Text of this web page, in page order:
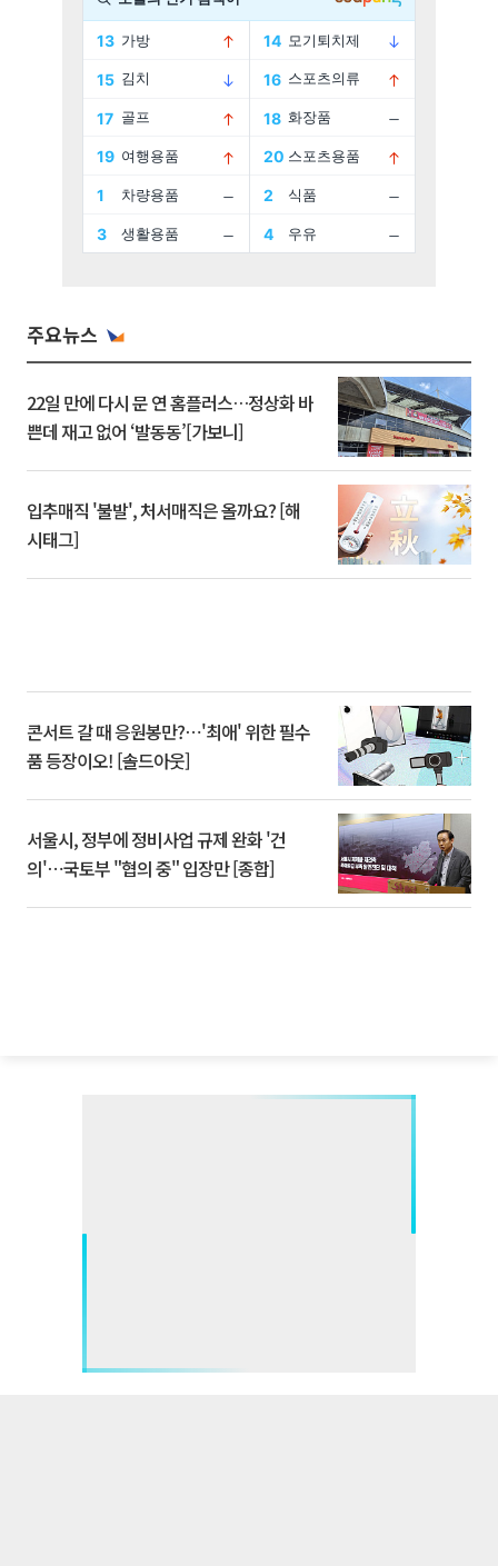
주요뉴스
22일 만에 다시 문 연 홈플러스…정상화 바
쁜데 재고 없어 ‘발동동’[가보니]
입추매직 '불발', 처서매직은 올까요? [해
시태그]
콘서트 갈 때 응원봉만?⋯'최애' 위한 필수
품 등장이오! [솔드아웃]
서울시, 정부에 정비사업 규제 완화 '건
의'⋯국토부 "협의 중" 입장만 [종합]